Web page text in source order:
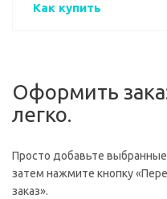
Как купить
Оформить
легко.
Просто добавьте выбранные
затем нажмите кнопку
заказ».